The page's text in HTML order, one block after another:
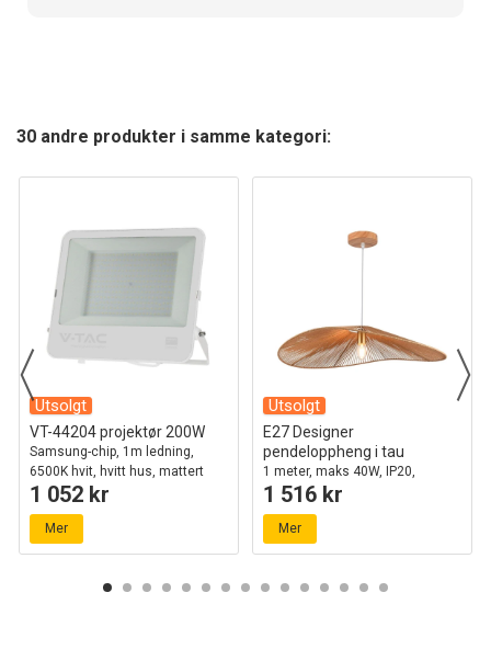
30 andre produkter i samme kategori:
Utsolgt
VT-44204 projektør 200W
Samsung-chip, 1m ledning,
6500K hvit, hvitt hus, mattert
glass, IP65
1 052 kr
Mer
Utsolgt
E27 Designer
pendeloppheng i tau
1 meter, maks 40W, IP20,
Ø80cm, 2 års garanti
1 516 kr
Mer